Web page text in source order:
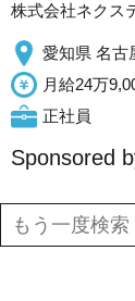
株式会社ネクス
愛知県 名古
月給24万
正社員
Sponsored